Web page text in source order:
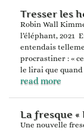
Tresser les
Robin Wall
l’éléphant, 2021
entendais
procrastiner : «
le lirai que quand
read more
La fresque «
Une nouvelle